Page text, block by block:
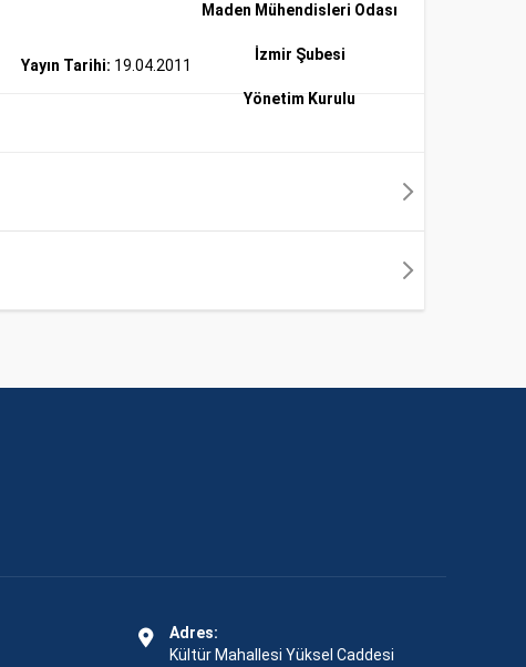
Maden Mühendisleri Odası
İzmir Şubesi
Yönetim Kurulu
Yayın Tarihi: 19.04.2011
Adres:
Kültür Mahallesi Yüksel Caddesi